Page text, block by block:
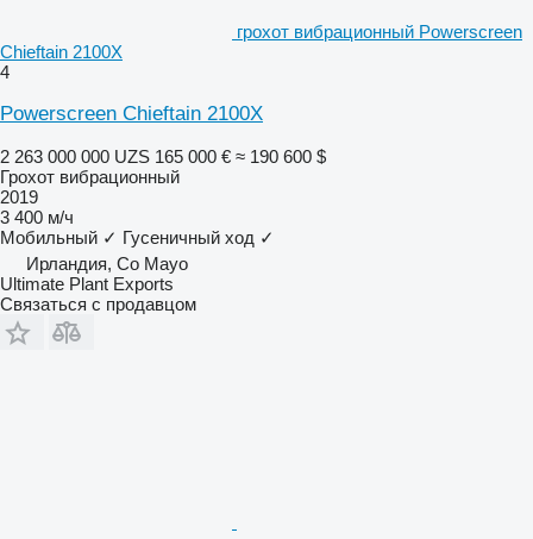
грохот вибрационный Powerscreen
Chieftain 2100X
4
Powerscreen Chieftain 2100X
2 263 000 000 UZS 165 000 € ≈ 190 600 $
Грохот вибрационный
2019
3 400 м/ч
Мобильный ✓ Гусеничный ход ✓
Ирландия, Co Mayo
Ultimate Plant Exports
Связаться с продавцом